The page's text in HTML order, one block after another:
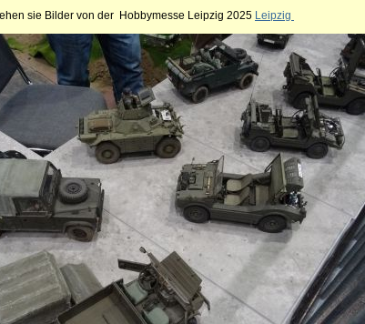
sie Bilder von der Hobbymesse Leipzig 2025 Leipzig